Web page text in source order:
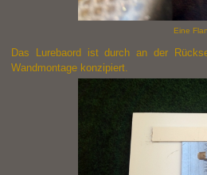
Eine
Das Lurebaord ist durch an der
Wandmontage konzipiert.